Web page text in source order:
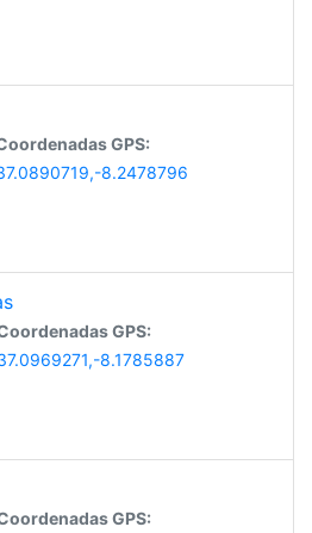
GPS:
8.2478796
GPS:
8.1785887
GPS: